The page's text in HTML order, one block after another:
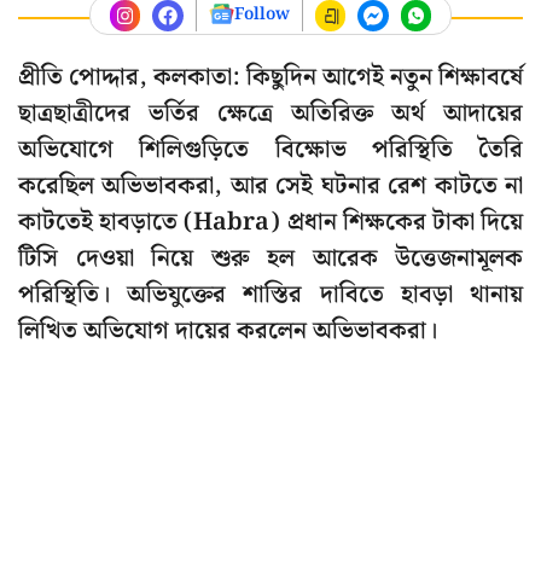
Follow
প্রীতি পোদ্দার, কলকাতা: কিছুদিন আগেই নতুন শিক্ষাবর্ষে
ছাত্রছাত্রীদের ভর্তির ক্ষেত্রে অতিরিক্ত অর্থ আদায়ের
অভিযোগে শিলিগুড়িতে বিক্ষোভ পরিস্থিতি তৈরি
করেছিল অভিভাবকরা, আর সেই ঘটনার রেশ কাটতে না
কাটতেই হাবড়াতে (Habra) প্রধান শিক্ষকের টাকা দিয়ে
টিসি দেওয়া নিয়ে শুরু হল আরেক উত্তেজনামূলক
পরিস্থিতি। অভিযুক্তের শাস্তির দাবিতে হাবড়া থানায়
লিখিত অভিযোগ দায়ের করলেন অভিভাবকরা।